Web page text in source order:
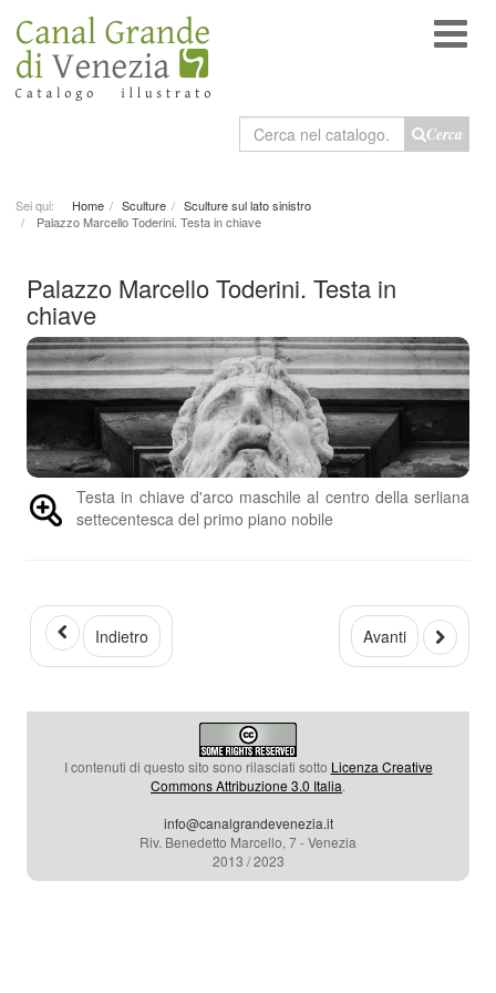
Cerca
Cerca
nel
Sei qui: Home Sculture
Sculture sul lato sinistro
Palazzo Marcello Toderini. Testa in chiave
Palazzo Marcello Toderini. Testa in
chiave
Testa in chiave d'arco maschile al centro della serliana
settecentesca del primo piano nobile
Indietro Avanti
I contenuti di questo sito sono rilasciati sotto Licenza Creative
Commons Attribuzione 3.0 Italia.
info@canalgrandevenezia.it
Riv. Benedetto Marcello, 7 - Venezia
2013 / 2023